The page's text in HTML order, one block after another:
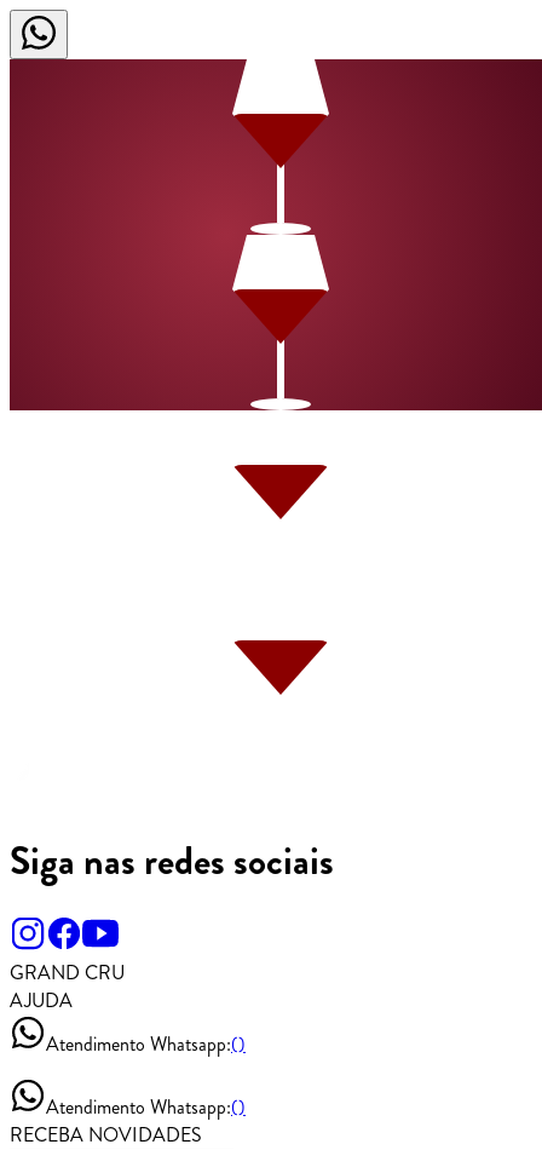
Siga nas redes sociais
GRAND CRU
AJUDA
Atendimento Whatsapp:()
Atendimento Whatsapp:()
RECEBA NOVIDADES